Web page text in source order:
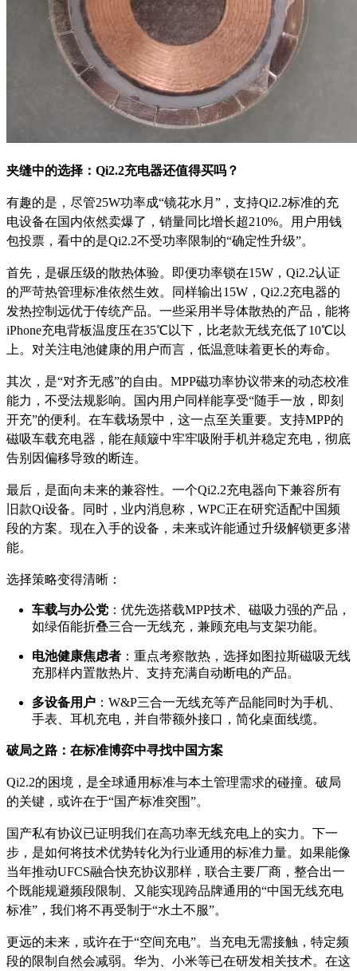
夹缝中的选择：Qi2.2充电器还值得买吗？
有趣的是，尽管25W功率成“镜花水月”，支持Qi2.2标准的充
电设备在国内依然卖爆了，销量同比增长超210%。用户用钱
包投票，看中的是Qi2.2不受功率限制的“确定性升级”。
首先，是碾压级的散热体验。即便功率锁在15W，Qi2.2认证
的严苛热管理标准依然生效。同样输出15W，Qi2.2充电器的
发热控制远优于传统产品。一些采用半导体散热的产品，能将
iPhone充电背板温度压在35℃以下，比老款无线充低了10℃以
上。对关注电池健康的用户而言，低温意味着更长的寿命。
其次，是“对齐无感”的自由。MPP磁功率协议带来的动态校准
能力，不受法规影响。国内用户同样能享受“随手一放，即刻
开充”的便利。在车载场景中，这一点至关重要。支持MPP的
磁吸车载充电器，能在颠簸中牢牢吸附手机并稳定充电，彻底
告别因偏移导致的断连。
最后，是面向未来的兼容性。一个Qi2.2充电器向下兼容所有
旧款Qi设备。同时，业内消息称，WPC正在研究适配中国频
段的方案。现在入手的设备，未来或许能通过升级解锁更多潜
能。
选择策略变得清晰：
车载与办公党 ：优先选搭载MPP技术、磁吸力强的产品，
如绿佰能折叠三合一无线充，兼顾充电与支架功能。
电池健康焦虑者 ：重点考察散热，选择如图拉斯磁吸无线
充那样内置散热片、支持充满自动断电的产品。
多设备用户 ：W&P三合一无线充等产品能同时为手机、
手表、耳机充电，并自带额外接口，简化桌面线缆。
破局之路：在标准博弈中寻找中国方案
Qi2.2的困境，是全球通用标准与本土管理需求的碰撞。破局
的关键，或许在于“国产标准突围”。
国产私有协议已证明我们在高功率无线充电上的实力。下一
步，是如何将技术优势转化为行业通用的标准力量。如果能像
当年推动UFCS融合快充协议那样，联合主要厂商，整合出一
个既能规避频段限制、又能实现跨品牌通用的“中国无线充电
标准”，我们将不再受制于“水土不服”。
更远的未来，或许在于“空间充电”。当充电无需接触，特定频
段的限制自然会减弱。华为、小米等已在研发相关技术。在这